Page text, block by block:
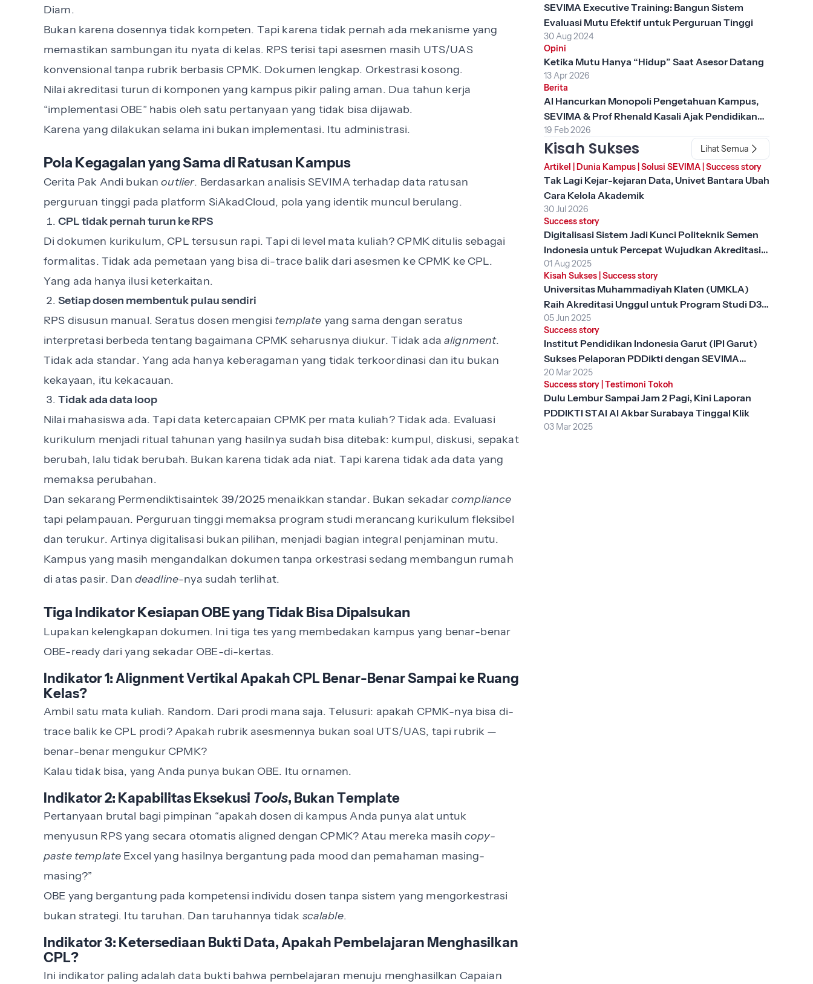
Diam.
Bukan karena dosennya tidak kompeten. Tapi karena tidak pernah ada mekanisme yang
memastikan sambungan itu nyata di kelas. RPS terisi tapi asesmen masih UTS/UAS
konvensional tanpa rubrik berbasis CPMK. Dokumen lengkap. Orkestrasi kosong.
Nilai akreditasi turun di komponen yang kampus pikir paling aman. Dua tahun kerja
“implementasi OBE” habis oleh satu pertanyaan yang tidak bisa dijawab.
Karena yang dilakukan selama ini bukan implementasi. Itu administrasi.
Pola Kegagalan yang Sama di Ratusan Kampus
Cerita Pak Andi bukanoutlier. Berdasarkan analisis SEVIMA terhadap data ratusan
perguruan tinggi pada platform SiAkadCloud, pola yang identik muncul berulang.
CPL tidak pernah turun ke RPS
Di dokumen kurikulum, CPL tersusun rapi. Tapi di level mata kuliah? CPMK ditulis sebagai
formalitas. Tidak ada pemetaan yang bisa di-trace balik dari asesmen ke CPMK ke CPL.
Yang ada hanya ilusi keterkaitan.
Setiap dosen membentuk pulau sendiri
RPS disusun manual. Seratus dosen mengisi template yang sama dengan seratus
interpretasi berbeda tentang bagaimana CPMK seharusnya diukur. Tidak ada alignment.
Tidak ada standar. Yang ada hanya keberagaman yang tidak terkoordinasi dan itu bukan
kekayaan, itu kekacauan.
Tidak ada data loop
Nilai mahasiswa ada. Tapi data ketercapaian CPMK per mata kuliah? Tidak ada. Evaluasi
kurikulum menjadi ritual tahunan yang hasilnya sudah bisa ditebak: kumpul, diskusi, sepakat
berubah, lalu tidak berubah. Bukan karena tidak ada niat. Tapi karena tidak ada data yang
memaksa perubahan.
Dan sekarang Permendiktisaintek 39/2025 menaikkan standar. Bukan sekadarcompliance
tapi pelampauan. Perguruan tinggi memaksa program studi merancang kurikulum fleksibel
dan terukur. Artinya digitalisasi bukan pilihan, menjadi bagian integral penjaminan mutu.
Kampus yang masih mengandalkan dokumen tanpa orkestrasi sedang membangun rumah
di atas pasir. Dan deadline-nya sudah terlihat.
Tiga Indikator Kesiapan OBE yang Tidak Bisa Dipalsukan
Lupakan kelengkapan dokumen. Ini tiga tes yang membedakan kampus yang benar-benar
OBE-ready dari yang sekadar OBE-di-kertas.
Indikator 1: Alignment Vertikal Apakah CPL Benar-Benar Sampai ke Ruang
Kelas?
Ambil satu mata kuliah. Random. Dari prodi mana saja. Telusuri: apakah CPMK-nya bisa di-
trace balik ke CPL prodi? Apakah rubrik asesmennya bukan soal UTS/UAS, tapi rubrik —
benar-benar mengukur CPMK?
Kalau tidak bisa, yang Anda punya bukan OBE. Itu ornamen.
Indikator 2: Kapabilitas Eksekusi Tools, Bukan Template
Pertanyaan brutal bagi pimpinan “apakah dosen di kampus Anda punya alat untuk
menyusun RPS yang secara otomatis aligned dengan CPMK? Atau mereka masih copy-
paste template Excel yang hasilnya bergantung pada mood dan pemahaman masing-
masing?”
OBE yang bergantung pada kompetensi individu dosen tanpa sistem yang mengorkestrasi
bukan strategi. Itu taruhan. Dan taruhannya tidak scalable.
Indikator 3: Ketersediaan Bukti Data, Apakah Pembelajaran Menghasilkan
CPL?
Ini indikator paling adalah data bukti bahwa pembelajaran menuju menghasilkan Capaian
SEVIMA Executive Training: Bangun Sistem
Evaluasi Mutu Efektif untuk Perguruan Tinggi
30 Aug 2024
Opini
Ketika Mutu Hanya “Hidup” Saat Asesor Datang
13 Apr 2026
Berita
AI Hancurkan Monopoli Pengetahuan Kampus,
SEVIMA & Prof Rhenald Kasali Ajak Pendidikan
Tinggi Berubah
19 Feb 2026
Kisah Sukses
Lihat Semua
Artikel Dunia Kampus| Solusi SEVIMA| Success story
Tak Lagi Kejar-kejaran Data, Univet Bantara Ubah
Cara Kelola Akademik
30 Jul 2026
Success story
Digitalisasi Sistem Jadi Kunci Politeknik Semen
Indonesia untuk Percepat Wujudkan Akreditasi
Unggul
01 Aug 2025
Kisah Sukses| Success story
Universitas Muhammadiyah Klaten (UMKLA)
Raih Akreditasi Unggul untuk Program Studi D3
Keperawatan dengan SEVIMA Platform
05 Jun 2025
Success story
Institut Pendidikan Indonesia Garut (IPI Garut)
Sukses Pelaporan PDDikti dengan SEVIMA
Platform
20 Mar 2025
Success story| Testimoni Tokoh
Dulu Lembur Sampai Jam 2 Pagi, Kini Laporan
PDDIKTI STAI Al Akbar Surabaya Tinggal Klik
03 Mar 2025